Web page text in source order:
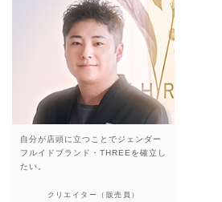
自分が店頭に立つことでジェンダー
フルイドブランド・ THREEを確立し
たい。
クリエイター（販売員）